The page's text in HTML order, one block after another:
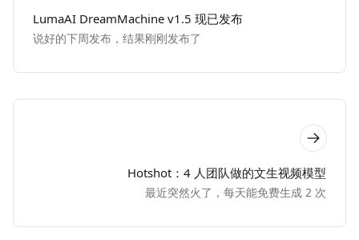
LumaAI DreamMachine v1.5 现已发布
说好的下周发布，结果刚刚发布了
Hotshot：4 人团队做的文生视频模型
最近突然火了，每天能免费生成 2 次